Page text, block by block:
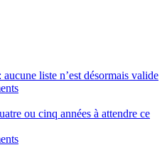
liste n’est désormais valide
ou cinq années à attendre ce